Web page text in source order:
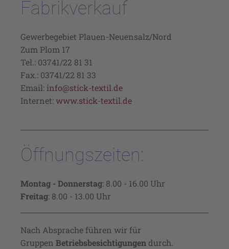
Fabrikverkauf
Gewerbegebiet Plauen-Neuensalz/Nord
Zum Plom 17
Tel.: 03741/22 81 31
Fax.: 03741/22 81 33
Email: info@stick-textil.de
Internet:www.stick-textil.de
Öffnungszeiten:
Montag - Donnerstag: 8.00 - 16.00 Uhr
Freitag: 8.00 - 13.00 Uhr
Nach Absprache führen wir für
Gruppen Betriebsbesichtigungen durch.